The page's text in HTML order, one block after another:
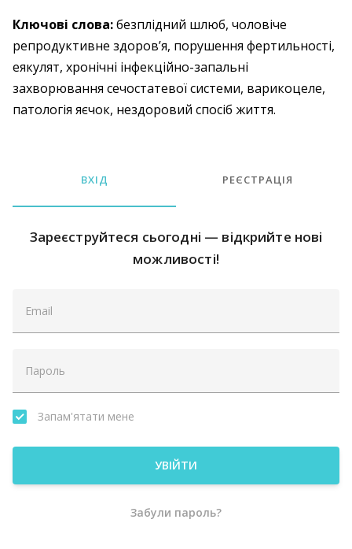
Ключові слова:безплідний шлюб, чоловіче
репродуктивне здоров’я, порушення фертильності,
еякулят, хронічні інфекційно-запальні
захворювання сечостатевої системи, варикоцеле,
патологія яєчок, нездоровий спосіб життя.
ВХІД РЕЄСТРАЦІЯ
Зареєструйтеся сьогодні — відкрийте нові
можливості!
Запам'ятати мене
УВІЙТИ
Забули пароль?